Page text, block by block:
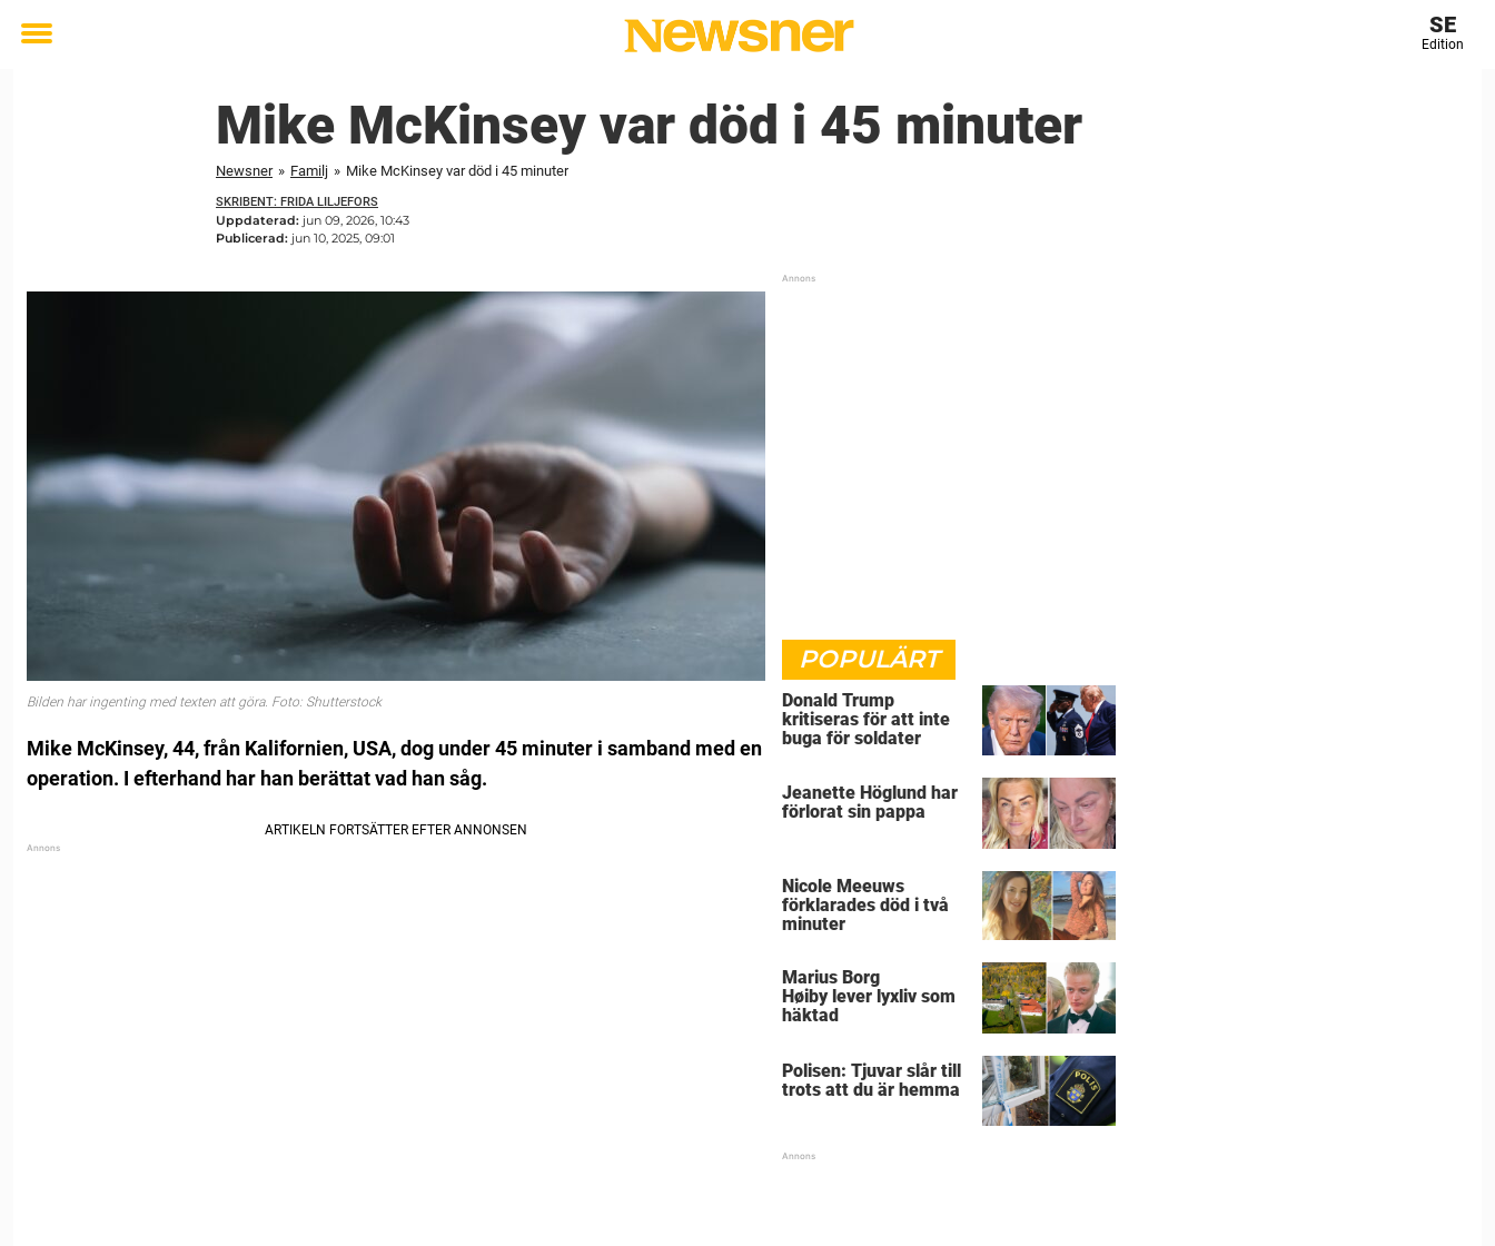
Toggle
SE
Edition
Mike McKinsey var död i 45 minuter
Newsner » Familj » Mike McKinsey var död i 45 minuter
SKRIBENT: FRIDA LILJEFORS
Uppdaterad: jun 09, 2026, 10:43
Publicerad: jun 10, 2025, 09:01
Bilden har ingenting med texten att göra. Foto: Shutterstock
Mike McKinsey, 44, från Kalifornien, USA, dog under 45 minuter i samband med en
operation. I efterhand har han berättat vad han såg.
POPULÄRT
Donald Trump
kritiseras för att inte
buga för soldater
Jeanette Höglund har
förlorat sin pappa
Nicole Meeuws
förklarades död i två
minuter
Marius Borg
Høiby lever lyxliv som
häktad
Polisen: Tjuvar slår till
trots att du är hemma